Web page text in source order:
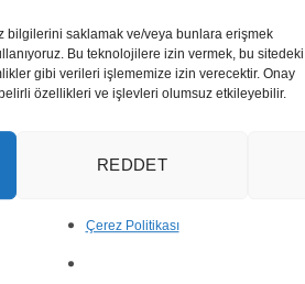
bilgilerini saklamak ve/veya bunlara erişmek
Bu teknolojilere izin vermek, bu sitedeki
gibi verileri işlememize izin verecektir. Onay
özellikleri ve işlevleri olumsuz etkileyebilir.
REDDET
Çerez Politikası
Misty Carrera
con las encimeras